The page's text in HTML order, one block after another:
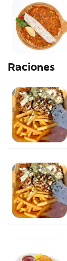
Raciones